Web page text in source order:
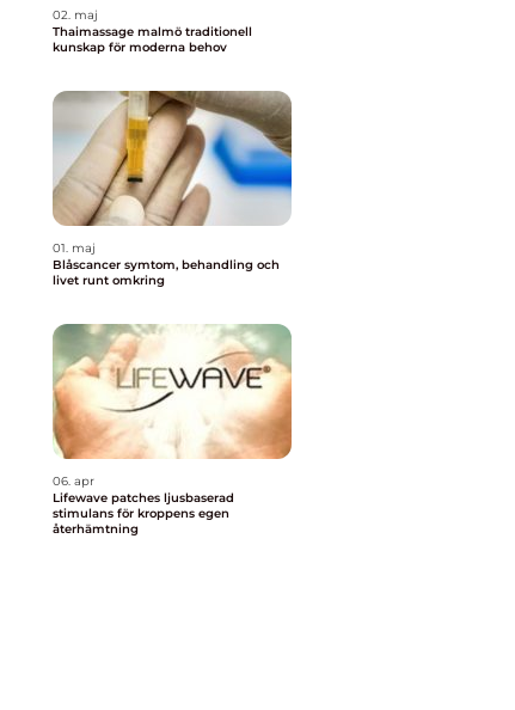
02. maj
Thaimassage malmö traditionell
kunskap för moderna behov
01. maj
Blåscancer symtom, behandling och
livet runt omkring
06. apr
Lifewave patches ljusbaserad
stimulans för kroppens egen
återhämtning